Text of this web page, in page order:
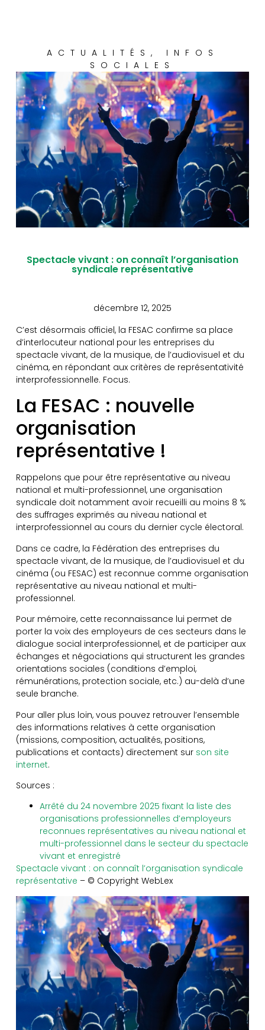
ACTUALITÉS , INFOS
SOCIALES
Spectacle vivant : on connaît l’organisation
syndicale représentative
décembre 12, 2025
C’est désormais officiel, la FESAC confirme sa place
d’interlocuteur national pour les entreprises du
spectacle vivant, de la musique, de l’audiovisuel et du
cinéma, en répondant aux critères de représentativité
interprofessionnelle. Focus.
La FESAC : nouvelle
organisation
représentative !
Rappelons que pour être représentative au niveau
national et multi-professionnel, une organisation
syndicale doit notamment avoir recueilli au moins 8 %
des suffrages exprimés au niveau national et
interprofessionnel au cours du dernier cycle électoral.
Dans ce cadre, la Fédération des entreprises du
spectacle vivant, de la musique, de l’audiovisuel et du
cinéma (ou FESAC) est reconnue comme organisation
représentative au niveau national et multi-
professionnel.
Pour mémoire, cette reconnaissance lui permet de
porter la voix des employeurs de ces secteurs dans le
dialogue social interprofessionnel, et de participer aux
échanges et négociations qui structurent les grandes
orientations sociales (conditions d’emploi,
rémunérations, protection sociale, etc.) au-delà d’une
seule branche.
Pour aller plus loin, vous pouvez retrouver l’ensemble
des informations relatives à cette organisation
(missions, composition, actualités, positions,
publications et contacts) directement sur son site
internet.
Sources :
Arrêté du 24 novembre 2025 fixant la liste des
organisations professionnelles d’employeurs
reconnues représentatives au niveau national et
multi-professionnel dans le secteur du spectacle
vivant et enregistré
Spectacle vivant : on connaît l’organisation syndicale
représentative – © Copyright WebLex